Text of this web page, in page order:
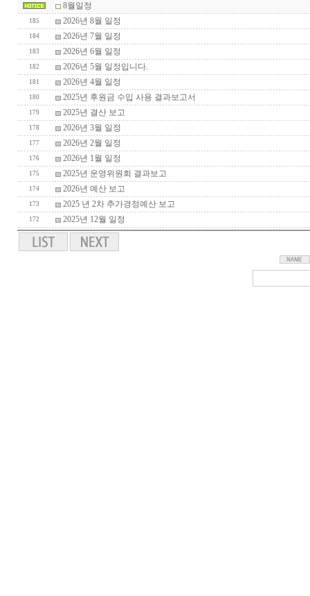
8월일정
185 2026년 8월 일정
184 2026년 7월 일정
183 2026년 6월 일정
182 2026년 5월 일정입니다.
181 2026년 4월 일정
180 2025년 후원금 수입 사용 결과보고서
179 2025년 결산 보고
178 2026년 3월 일정
177 2026년 2월 일정
176 2026년 1월 일정
175 2025년 운영위원회 결과보고
174 2026년 예산 보고
173 2025 년 2차 추가경정예산 보고
172 2025년 12월 일정